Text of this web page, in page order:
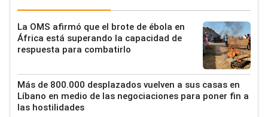
La OMS afirmó que el brote de ébola en
África está superando la capacidad de
respuesta para combatirlo
Más de 800.000 desplazados vuelven a sus casas en
Líbano en medio de las negociaciones para poner fin a
las hostilidades